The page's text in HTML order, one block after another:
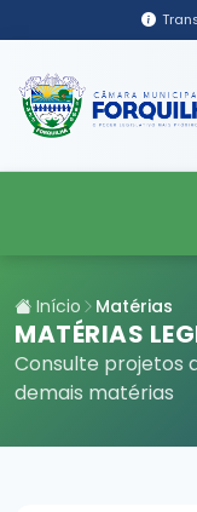
Início Matérias
MATÉRIAS
Consulte projetos
demais matérias